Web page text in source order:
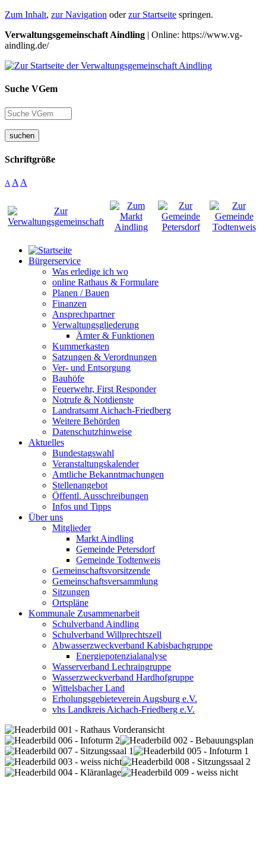
Zum Inhalt, zur Navigation oderzur Startseite springen.
Verwaltungsgemeinschaft Aindling | Online: https://www.vg-
aindling.de/
Suche VGem
suchen
Schriftgröße
A A A
Bürgerservice
Was erledige ich wo
online Rathaus & Formulare
Planen / Bauen
Finanzen
Ansprechpartner
Verwaltungsgliederung
Ämter & Funktionen
Kummerkasten
Satzungen & Verordnungen
Ver- und Entsorgung
Bauhöfe
Feuerwehr, First Responder
Notrufe & Notdienste
Landratsamt Aichach-Friedberg
Weitere Behörden
Datenschutzhinweise
Aktuelles
Bundestagswahl
Veranstaltungskalender
Amtliche Bekanntmachungen
Stellenangebot
Öffentl. Ausschreibungen
Infos und Tipps
Über uns
Mitglieder
Markt Aindling
Gemeinde Petersdorf
Gemeinde Todtenweis
Gemeinschaftsvorsitzende
Gemeinschaftsversammlung
Sitzungen
Ortspläne
Kommunale Zusammenarbeit
Schulverband Aindling
Schulverband Willprechtszell
Abwasserzweckverband Kabisbachgruppe
Energiepotenzialanalyse
Wasserverband Lechraingruppe
Wasserzweckverband Hardhofgruppe
Wittelsbacher Land
Erholungsgebieteverein Augsburg e.V.
vhs Landkreis Aichach-Friedberg e.V.